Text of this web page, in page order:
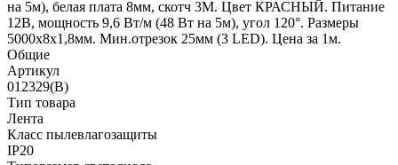
на 5м), белая плата 8мм, скотч 3М. Цвет КРАСНЫЙ. Питание
12В, мощность 9,6 Вт/м (48 Вт на 5м), угол 120°. Размеры
5000х8х1,8мм. Мин.отрезок 25мм (3 LED). Цена за 1м.
Общие
Артикул
012329(B)
Тип товара
Лента
Класс пылевлагозащиты
IP20